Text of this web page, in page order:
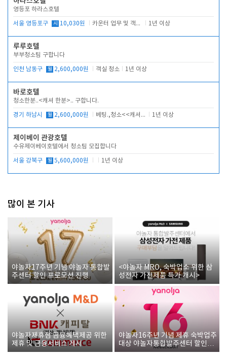
영등포 하라스호텔
서울 영등포구 시 10,030원 카운터 업무 및 객실관리(청소상태 확인, 객실판매) 1년 이상
루루호텔
부부청소팀 구합니다
인천 남동구 월 2,600,000원 객실 청소 1년 이상
바로호텔
청소한분..<캐셔 한분>.. 구합니다.
경기 하남시 월 2,600,000원 베팅.,청소<<캐셔 모셔봅니다. 1년 이상
제이베이 관광호텔
수유제이베이호텔에서 청소팀 모집합니다
서울 강북구 월 5,600,000원 1년 이상
많이 본 기사
야놀자17주년 기념 야놀자 통합발
주센터 할인 프로모션 진행
<야놀자 MRO, 숙박업소 위한 삼
성전자 가전제품 특가 개시>
야놀자제휴점 금융혜택제공 위한
제휴 및 금융서비스 게시
야놀자16주년 기념 제휴 숙박업주
대상 야놀자통합발주센터 할인쿠
폰 증정